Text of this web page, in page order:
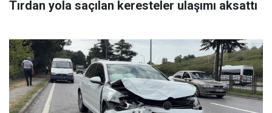
Tırdan yola saçılan keresteler ulaşımı aksattı